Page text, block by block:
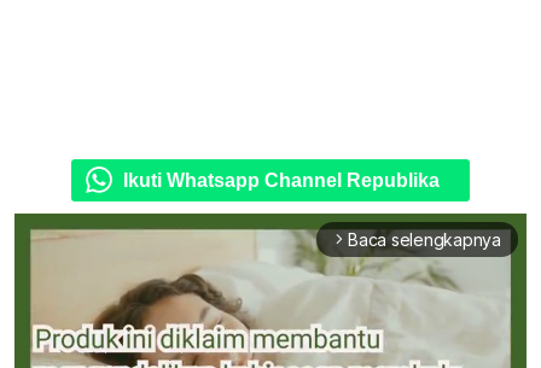
Ikuti Whatsapp Channel Republika
arrow_forward_ios Baca selengkapnya